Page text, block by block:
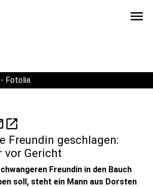
menu
Fotolia
open_in_new
Freundin geschlagen:
vor Gericht
Freundin in den Bauch
soll, steht ein Mann aus Dorsten